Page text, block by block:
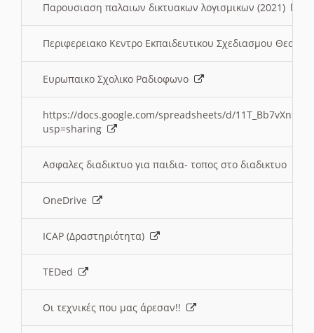
Παρουσιαση παλαιων δικτυακων λογισμικων (2021)
Περιφερειακο Κεντρο Εκπαιδευτικου Σχεδιασμου
Ευρωπαικο Σχολικο Ραδιοφωνο
https://docs.google.com/spreadsheets/d/
usp=sharing
Ασφαλες διαδικτυο για παιδια- τοπος στο διαδικτυο
OneDrive
ICAP (Δραστηριότητα)
TEDed
Οι τεχνικές που μας άρεσαν!!